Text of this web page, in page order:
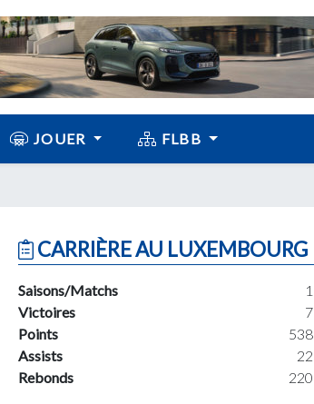
JOUER FLBB
CARRIÈRE AU LUXEMBOURG
Saisons/Matchs 1
Victoires
7
Points
538
Assists
22
Rebonds
220